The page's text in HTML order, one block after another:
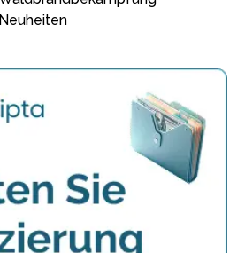
Neuheiten